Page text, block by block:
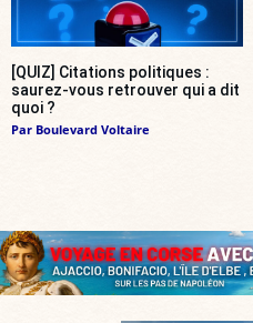
[QUIZ] Citations politiques :
saurez-vous retrouver qui a dit
quoi ?
Par Boulevard Voltaire